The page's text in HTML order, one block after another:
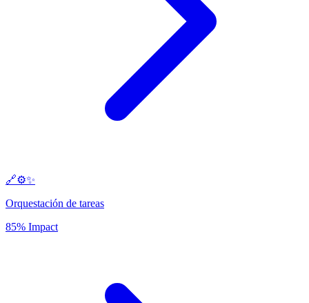
🔗⚙️✨
Orquestación de tareas
85% Impact